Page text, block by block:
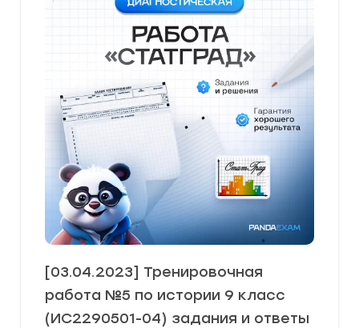
[03.04.2023] Тренировочная
работа №5 по истории 9 класс
(ИС2290501-04) задания и ответы